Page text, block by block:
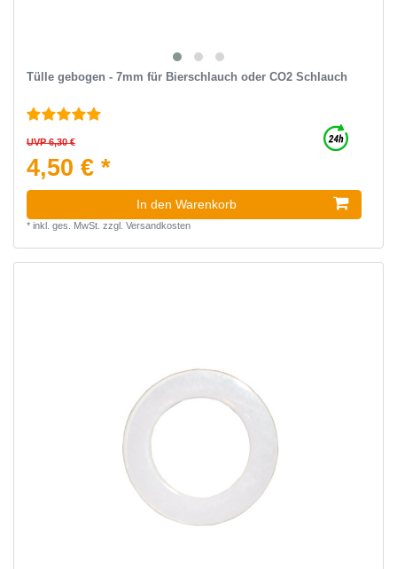
Tülle gebogen - 7mm für Bierschlauch oder CO2 Schlauch
UVP 6,30 €
4,50 € *
In den Warenkorb
* inkl. ges. MwSt. zzgl. Versandkosten